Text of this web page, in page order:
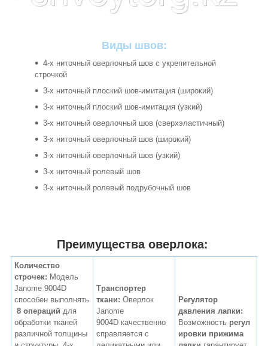
Виды швов:
4-х ниточный оверлочный шов с укрепительной
строчкой
3-х ниточный плоский шов-имитация (широкий)
3-х ниточный плоский шов-имитация (узкий)
3-х ниточный оверлочный шов (сверхэластичный)
3-х ниточный оверлочный шов (широкий)
3-х ниточный оверлочный шов (узкий)
3-х ниточный ролевый шов
3-х ниточный ролевый подрубочный шов
Преимущества оверлока:
Количество
строчек: Модель
Janome 9004D
способен выполнять
8 операций для
обработки тканей
различной толщины
Транспортер
ткани: Оверлок
Janome
9004D качественно
справляется с
Регулятор
давления лапки:
Возможность регул
ировки прижима